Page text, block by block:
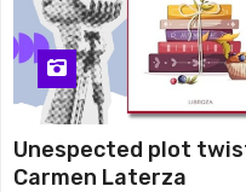
Unespected plot
Carmen Laterza